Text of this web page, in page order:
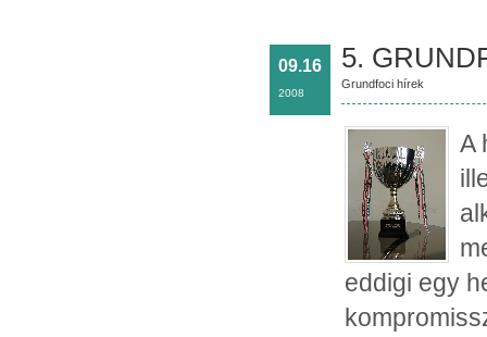
09.16
2008
5.
Grundfoci hírek
A
eddigi egy